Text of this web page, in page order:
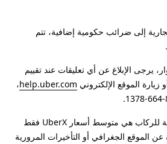
إلى ضرائب حكومية إضافية، تتم
يرجى الإبلاغ عن أي تعليقات عند تقييم
الموقع الإلكتروني help.uber.com،
*أسعار المشاوير النموذجية للركاب هي متوسط أسعار UberX فقط
عن الموقع الجغرافي أو التأخيرات المرورية